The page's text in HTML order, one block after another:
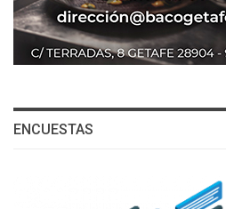
ENCUESTAS